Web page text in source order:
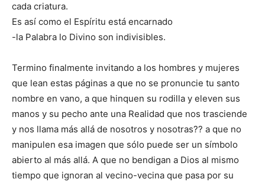
cada criatura.
Es así como el Espíritu está encarnado
-la Palabra lo Divino son indivisibles.
Termino finalmente invitando a los hombres y mujeres
que lean estas páginas a que no se pronuncie tu santo
nombre en vano, a que hinquen su rodilla y eleven sus
manos y su pecho ante una Realidad que nos trasciende
y nos llama más allá de nosotros y nosotras?? a que no
manipulen esa imagen que sólo puede ser un símbolo
abierto al más allá. A que no bendigan a Dios al mismo
tiempo que ignoran al vecino-vecina que pasa por su